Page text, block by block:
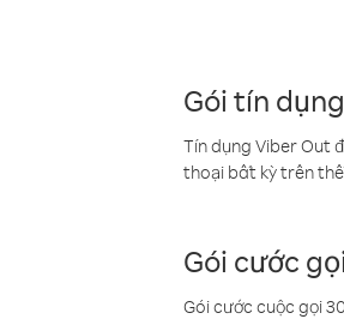
Gói tín dụng
Tín dụng Viber Out
thoại bất kỳ trên
Gói cước
Gói cước cuộc gọi